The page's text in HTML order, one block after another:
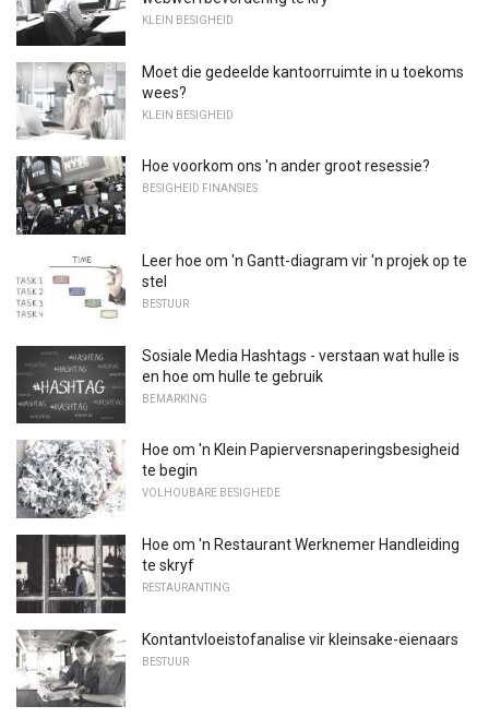
KLEIN BESIGHEID
Moet die gedeelde kantoorruimte in u toekoms
wees?
KLEIN BESIGHEID
Hoe voorkom ons 'n ander groot resessie?
BESIGHEID FINANSIES
Leer hoe om 'n Gantt-diagram vir 'n projek op te
stel
BESTUUR
Sosiale Media Hashtags - verstaan ​​wat hulle is
en hoe om hulle te gebruik
BEMARKING
Hoe om 'n Klein Papierversnaperingsbesigheid
te begin
VOLHOUBARE BESIGHEDE
Hoe om 'n Restaurant Werknemer Handleiding
te skryf
RESTAURANTING
Kontantvloeistofanalise vir kleinsake-eienaars
BESTUUR